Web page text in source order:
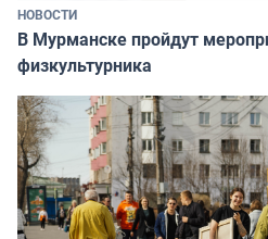
НОВОСТИ
В Мурманске пройдут
физкультурника